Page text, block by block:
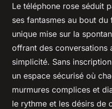
Le téléphone rose séduit
ses fantasmes au bout
unique mise sur la
offrant des conversations
simplicité. Sans
un espace sécurisé où
murmures complices et
le rythme et les désirs de